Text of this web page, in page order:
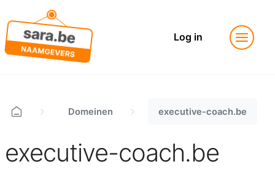
Log in
Domeinen executive-coach.be
executive-coach.be